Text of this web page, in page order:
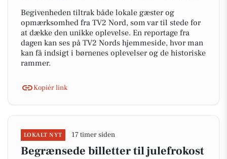
Begivenheden tiltrak både lokale gæster og
opmærksomhed fra TV2 Nord, som var til stede for
at dække den unikke oplevelse. En reportage fra
dagen kan ses på TV2 Nords hjemmeside, hvor man
kan få indsigt i børnenes oplevelser og de historiske
rammer.
Kopiér link
LOKALT NYT 17 timer siden
Begrænsede billetter til julefrokost